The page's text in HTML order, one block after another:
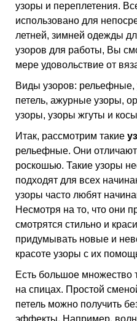
узоры и переплетения.
использовано для
летней, зимней одежды
узоров для работы, Вы
мере удовольствие от
Виды узоров:
петель, ажурные узоры,
узоры, узоры жгуты и
Итак, рассмотрим такие
рельефные. Они
роскошью. Такие узоры
подходят для всех
узоры часто любят
Несмотря на то, что они
смотрятся стильно и
придумывать новые и
красоте узоры с их
Есть большое множество
на спицах. Простой
петель можно получить
эффекты. Например,